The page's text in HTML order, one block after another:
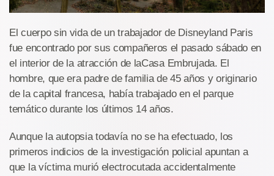
El cuerpo sin vida de un trabajador de Disneyland Paris
fue encontrado por sus compañeros el pasado sábado en
el interior de la atracción de laCasa Embrujada. El
hombre, que era padre de familia de 45 años y originario
de la capital francesa, había trabajado en el parque
temático durante los últimos 14 años.
Aunque la autopsia todavía no se ha efectuado, los
primeros indicios de la investigación policial apuntan a
que la víctima murió electrocutada accidentalmente